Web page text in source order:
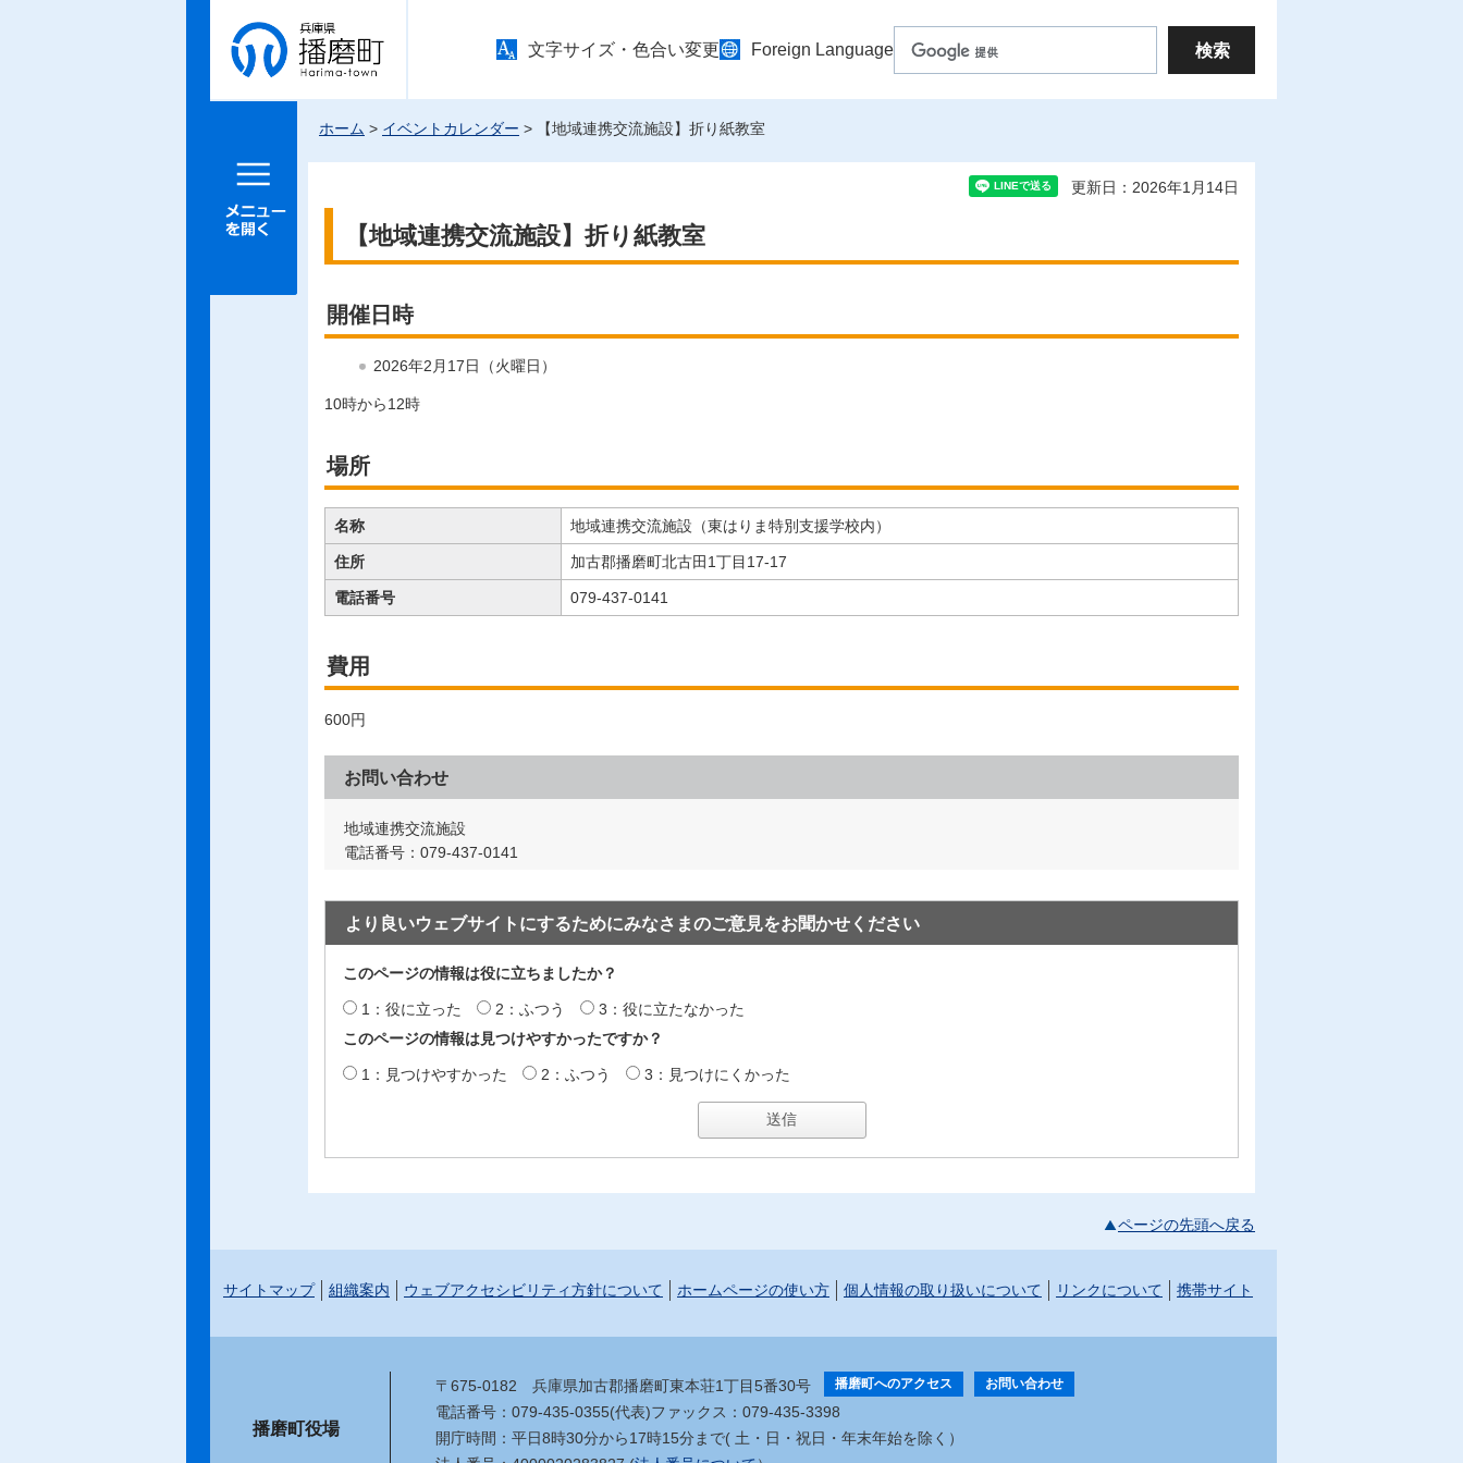
兵庫県 播
磨町
文字サイズ・色合い変更 Foreign Language
メニュー
ホーム > イベントカレンダー > 【地域連携交流施設】折り紙教室
更新日：2026年1月14日
【地域連携交流施設】折り紙教室
開催日時
2026年2月17日（火曜日）
10時から12時
場所
名称 地域連携交流施設（東はりま特別支援学校内）
住所 加古郡播磨町北古田1丁目17-17
電話番号 079-437-0141
費用
600円
お問い合わせ
地域連携交流施設
電話番号：079-437-0141
より良いウェブサイトにするためにみなさまのご意見をお聞かせください
このページの情報は役に立ちましたか？
1：役に立った 2：ふつう
3：役に立たなかった
このページの情報は見つけやすかったですか？
1：見つけやすかった 2：ふつう 3：見つけにくかった
ページの先頭へ戻る
サイトマップ 組織案内 ウェブアクセシビリティ方針について ホームページの使い方 個人情報の取り扱いについて リンクについて 携帯サイト
播磨町役場
〒675-0182 兵庫県加古郡播磨町東本荘1丁目5番30号 播磨町へのアクセス お問い合わせ
電話番号：079-435-0355(代表)ファックス：079-435-3398
開庁時間：平日8時30分から17時15分まで( 土・日・祝日・年末年始を除く）